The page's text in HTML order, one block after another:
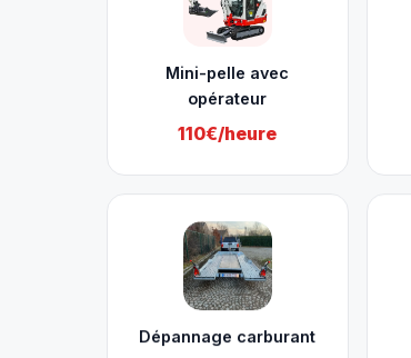
Mini-pelle avec
opérateur
110€/heure
Dépannage carburant